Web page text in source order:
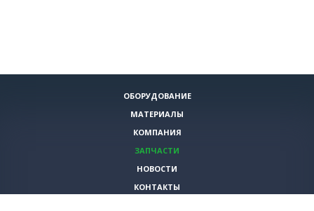
ОБОРУДОВАНИЕ
МАТЕРИАЛЫ
КОМПАНИЯ
ЗАПЧАСТИ
НОВОСТИ
КОНТАКТЫ